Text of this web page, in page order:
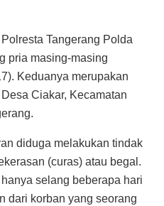
Tangerang Polda
pria masing-masing
Keduanya merupakan
Ciakar, Kecamatan
diduga melakukan tindak
(curas) atau begal.
selang beberapa hari
dari korban yang seorang